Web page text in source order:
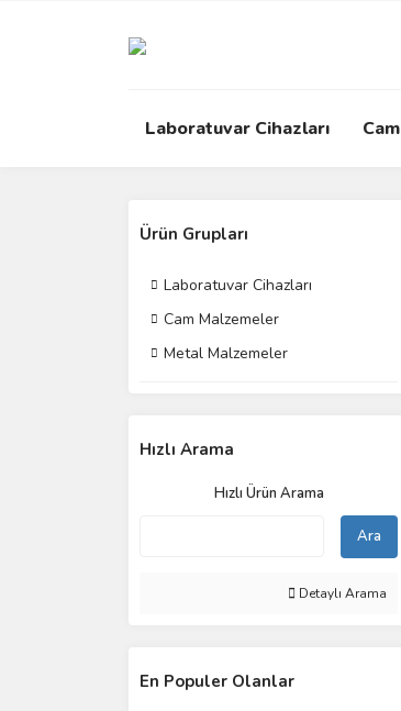
Laboratuvar Cihazları
Ürün Grupları
Laboratuvar Cihazları
Cam Malzemeler
Metal Malzemeler
Hızlı Arama
Hızlı Ürün Arama
Ara
Detaylı Arama
En Populer Olanlar